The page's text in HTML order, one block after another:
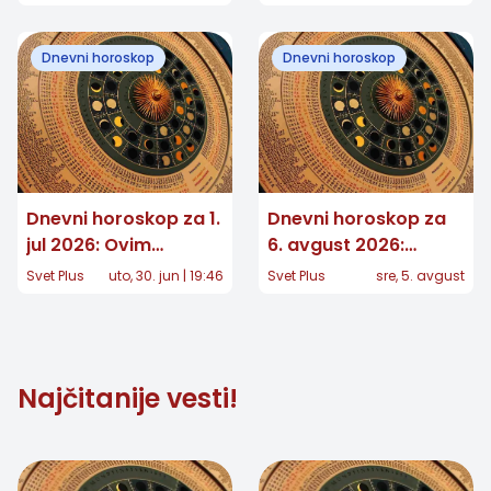
se vraća osoba iz
prošlosti
ponedeljka
Dnevni horoskop
Dnevni horoskop za 1.
jul 2026: Ovim
znacima zvezde
Svet Plus uto, 30. jun | 19:46
Dnevni horoskop
Dnevni horoskop za
6. avgust 2026:
Jedan znak donosi
Svet Plus sre, 5. avgust
Najčitanije vesti!